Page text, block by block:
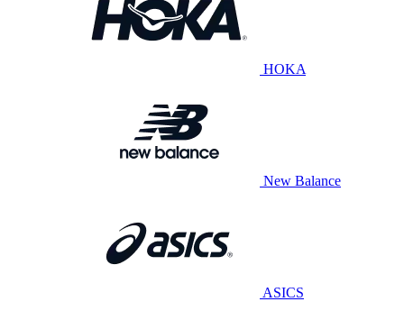
HOKA
New Balance
ASICS